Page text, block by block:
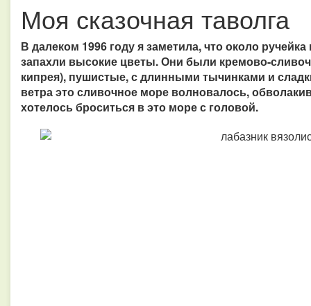
Моя сказочная таволга
В далеком 1996 году я заметила, что около
запахли высокие цветы. Они были кремово-
кипрея), пушистые, с длинными тычинками и
ветра это сливочное море волновалось,
хотелось броситься в это море с головой.